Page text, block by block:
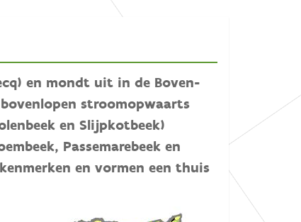
en mondt uit in de Boven-
bovenlopen stroomopwaarts
en Slijpkotbeek)
Passemarebeek en
en vormen een thuis